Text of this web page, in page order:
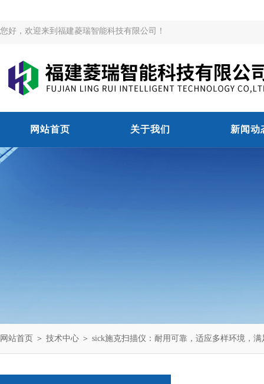
您好，欢迎来到福建菱瑞智能科技有限公司！
网站首页 关于我们 新闻动
网站首页 ＞ 技术中心 ＞ sick施克扫描仪：耐用可靠，适应多样环境，